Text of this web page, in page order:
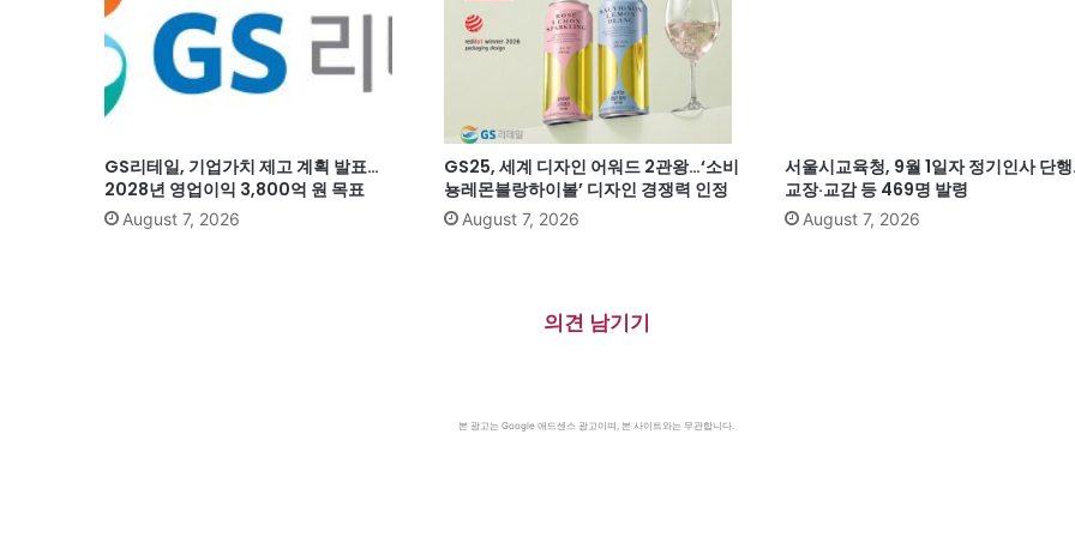
GS리테일, 기업가치 제고 계획 발표…
2028년 영업이익 3,800억 원 목표
August 7, 2026
GS25, 세계 디자인 어워드 2관왕…‘소비
뇽레몬블랑하이볼’ 디자인 경쟁력 인정
August 7, 2026
서울시교육청, 9월 1일자 정기인사 단
교장·교감 등 469명 발령
August 7, 2026
의견 남기기
본 광고는 Google 애드센스 광고이며, 본 사이트와는 무관합니다.